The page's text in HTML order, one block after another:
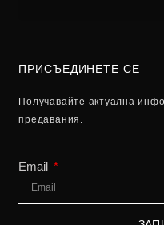
ПРИСЪЕДИНЕТЕ СЕ
Получавайте актуална
предавания.
Email